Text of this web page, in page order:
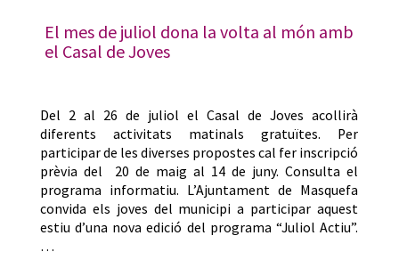
El mes de juliol dona la volta al món amb
el Casal de Joves
Del 2 al 26 de juliol el Casal de Joves acollirà
diferents activitats matinals gratuïtes. Per
participar de les diverses propostes cal fer inscripció
prèvia del 20 de maig al 14 de juny. Consulta el
programa informatiu. L’Ajuntament de Masquefa
convida els joves del municipi a participar aquest
estiu d’una nova edició del programa “Juliol Actiu”.
…